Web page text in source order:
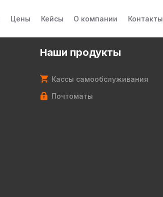
Цены Кейсы О компании Контакты
Наши продукты
Кассы самообслуживания
Почтоматы